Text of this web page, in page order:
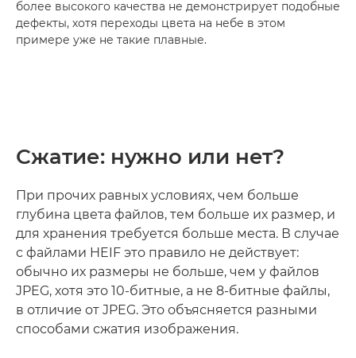
более высокого качества не демонстрирует подобные
дефекты, хотя переходы цвета на небе в этом
примере уже не такие плавные.
Сжатие: нужно или нет?
При прочих равных условиях, чем больше
глубина цвета файлов, тем больше их размер, и
для хранения требуется больше места. В случае
с файлами HEIF это правило не действует:
обычно их размеры не больше, чем у файлов
JPEG, хотя это 10-битные, а не 8-битные файлы,
в отличие от JPEG. Это объясняется разными
способами сжатия изображения.